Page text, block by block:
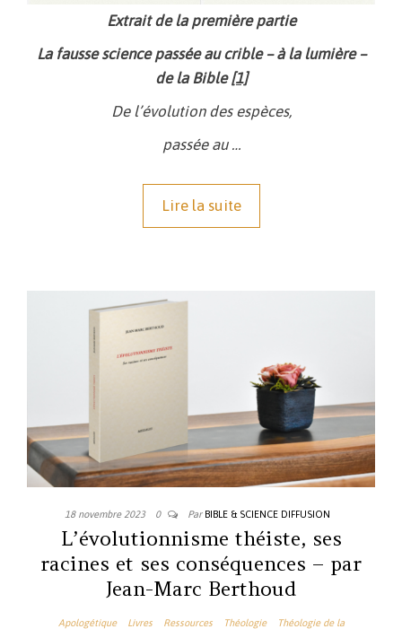
Extrait de la première partie
La fausse science passée au crible – à la lumière –
de la Bible[1]
De l’évolution des espèces,
passée au …
Lire la suite
18 novembre 2023 0 Par BIBLE & SCIENCE DIFFUSION
L’évolutionnisme théiste, ses
racines et ses conséquences – par
Jean-Marc Berthoud
Apologétique Livres Ressources Théologie Théologie de la